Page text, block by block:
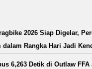
2026 Siap Digelar,
dalam Rangka Hari Jadi
6,263 Detik di Outlaw FFA